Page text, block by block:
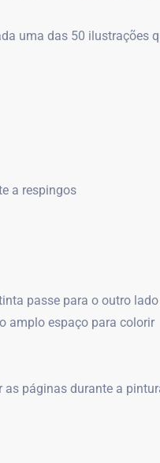
uma das 50 ilustrações
a respingos
passe para o outro lado
amplo espaço para colorir
páginas durante a